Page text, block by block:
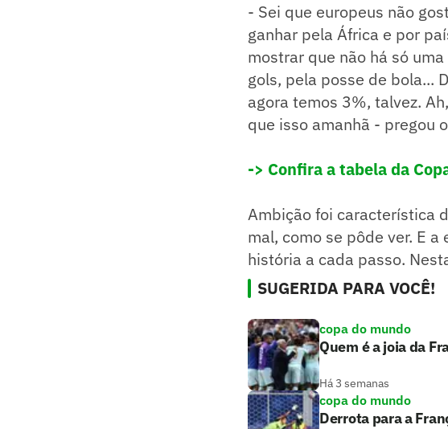
- Sei que europeus não
ganhar pela África e por
mostrar que não há só
gols, pela posse de bola...
agora temos 3%, talvez.
que isso amanhã - pregou
-> Confira a tabela da
Ambição foi característica
mal, como se pôde ver. E
história a cada passo.
SUGERIDA PARA VOCÊ!
copa do mundo
Quem é a joia da
Há 3 semanas
copa do mundo
Derrota para a